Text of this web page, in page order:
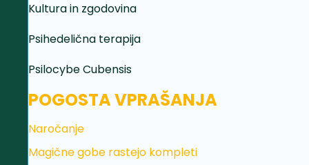
Kultura in zgodovina
Psihedelična terapija
Psilocybe Cubensis
POGOSTA VPRAŠANJA
Naročanje
Magične gobe rastejo kompleti